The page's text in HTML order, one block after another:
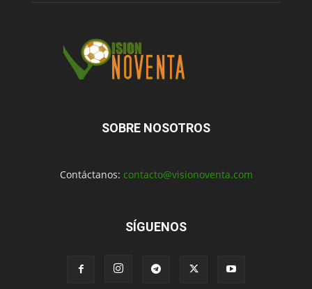
SOBRE NOSOTROS
Contáctanos: contacto@visionoventa.com
SÍGUENOS